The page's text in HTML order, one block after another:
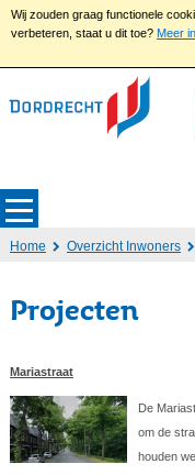
Wij zouden graag functionele
verbeteren, staat u dit toe? Meer
Home Overzicht Inwoners
Projecten
Mariastraat
De
om de
houden